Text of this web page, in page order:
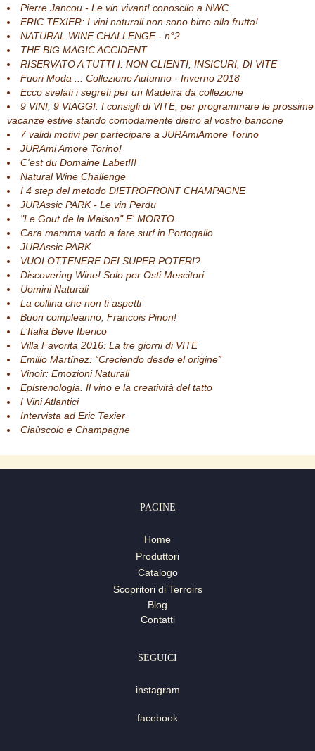
Pierre Jancou - Le vin vivant! conoscilo a NWC
ERIC TEXIER: I vini naturali non sono birre alla frutta!
NATURAL WINE CHALLENGE - n°2
THE BIG MAGIC ACCIDENT
RISERVATO A TUTTI I: NON CLIENTI, INSICURI, DI VITE
Fuori Moda ... Collezione Autunno - Inverno 2018
Ecco svelati i segreti per un Madeira da collezione
9 VINI, 9 VIAGGI. I consigli di VITE, per programmare le prossime
vacanze estive stando comodamente dietro al vostro bancone
7 validi motivi per partecipare a JURAmiAmore Torino
JURAmi Amore Torino!
C'est du Domaine Labet!!!
Natural Wine Challenge
I 4 step del metodo DIETROFRONT CHAMPAGNE
JURAssic PARK - Le vin Perdu
"Le Gout de la Maison" E' MORTO.
Cara mamma vado a fare surf in Portogallo
JURAssic PARK
VUOI OTTENERE DEI SUPER POTERI?
Discovering Wine! Solo per Osti Mescitori
Uomini Naturali
La collina che non ti aspetti
Buon compleanno, Francois Pinon!
L’Italia Beve Iberico
Villa Favorita 2016: La tre giorni di VITE
Emilio Martínez: “Creciendo desde el origine”
Vinoir: Emozioni Naturali
Epistenologia. Il vino e la creatività del tatto
I Vini Atlantici
Intervista ad Eric Texier
Ciaùscolo e Champagne
PAGINE
Home
Produttori
Catalogo
Scopritori di Terroirs
Blog
Contatti
SEGUICI
instagram
facebook